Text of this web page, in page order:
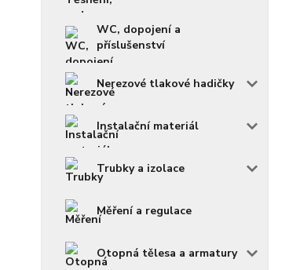
WC, dopojení a
příslušenství
Nerezové tlakové hadičky
Instalační materiál
Trubky a izolace
Měření a regulace
Otopná tělesa a armatury